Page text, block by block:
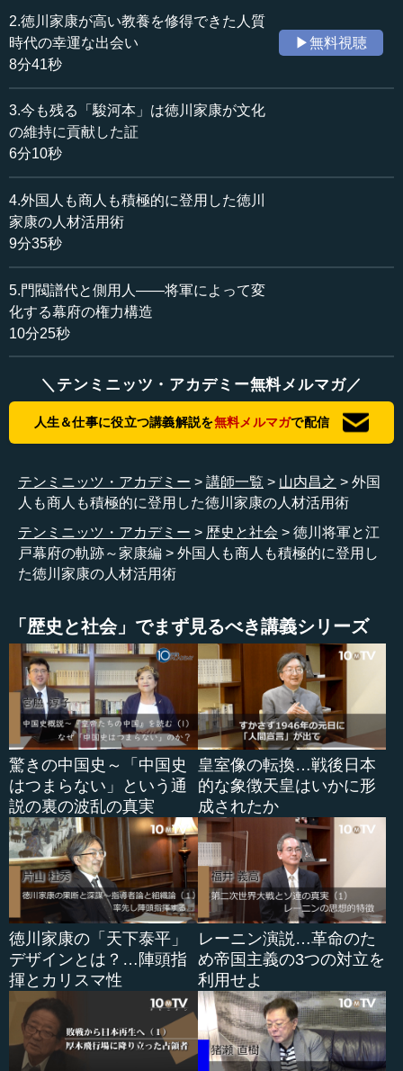
≪全文≫
●当時最大の知識人として外交政策を仕切っていた禅
僧
山内 実際にそうなっていくわけだけれども、彼（徳川家
康）を、駿河今川家の最も重要な武将として育てなきゃい
けない。今川家を支える武将、リーダーとして育てたいと
いう思いがあったから。
家康は、織田信長とは形式的にいえば対等の同盟関係じ
ゃないけど、三河の独立大名として三河一国というものを
領有していた松平家の嫡子です。これを格下だと見ていた
と思うけども、政治的にいえば今川の重要な同盟者、ある
いは有力武将、あるいは客将としてきちんと育てていく。
そして、今川の持っている文化的あるいは知的な教養を身
につけ、一国を束ねて今川を支えていく。そのような武将
―― そこもまた幸運な出会いですね。
原雪斎のような）禅僧というのは、戦国時代から江戸時代
にかけては、最大の知識人であり、最大の政治ブレーンだ
ったわけです。
例えば（時代的に）早いところでいうと、安国寺恵瓊と
秀吉の関係、あるいは毛利輝元と安国寺恵瓊の関係です。
ていくにしたがって秀吉についていくけれども、基本的に
は毛利家の使僧として出発したわけです。同時に学僧だっ
た。そして領地・領国も与えられ、石高を持つ。実際、毛
利家の外交政策を仕切っていくのは、安国寺恵瓊だった。
太原雪斎も同じです。そういう役割を果たしていく。
―― でも、そういう人だから、見る目がものすごくある
わけですね。
山内 そうでしょう。実際、雪斎は信長の父の信秀と戦い
ますから。前線に行って戦闘の指揮までするのです。
●政治的ブレーンとして活躍した安国寺恵瓊
山内 これは恵瓊もそうなのです。関ヶ原の戦いは竜頭蛇
尾に終わったのですが、恵瓊は基本的にいえば、輝元の意
志を受け継いでいる。これは何て言うのでしょうかね、よ
く日和見というか、西軍の総大将になったからというイメ
ージが強いのだけども、家康に対して対抗するということ
は。
2.徳川家康が高い教養を修得できた人質
時代の幸運な出会い
8分41秒
▶無料視聴
3.今も残る「駿河本」は徳川家康が文化
の維持に貢献した証
6分10秒
4.外国人も商人も積極的に登用した徳川
家康の人材活用術
9分35秒
5.門閥譜代と側用人――将軍によって変
化する幕府の権力構造
10分25秒
＼テンミニッツ・アカデミー無料メルマガ／
人生＆仕事に役立つ講義解説を無料メルマガで配信
テンミニッツ・アカデミー 講師一覧 山内昌之
外国
人も商人も積極的に登用した徳川家康の人材活用術
テンミニッツ・アカデミー
歴史と社会
徳川将軍と江
戸幕府の軌跡～家康編
外国人も商人も積極的に登用し
た徳川家康の人材活用術
「歴史と社会」でまず見るべき講義シリーズ
驚きの中国史～「中国史
はつまらない」という通
説の裏の波乱の真実
皇室像の転換…戦後日本
的な象徴天皇はいかに形
成されたか
徳川家康の「天下泰平」
デザインとは？…陣頭指
揮とカリスマ性
レーニン演説…革命のた
め帝国主義の3つの対立を
利用せよ